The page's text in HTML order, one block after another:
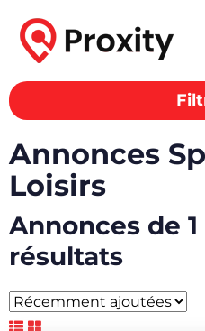
Annonces
Loisirs
Annonces de 1
résultats